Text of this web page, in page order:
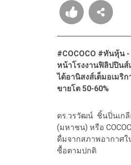
#COCOCO #ทันหุ้น
หน้าโรงงานฟิลิปปินส์
ได้อานิสงส์เต็มอเมริ
ขายโต 50-60%
ดร.วรวัฒน์ ชิ้นปิ่นเกลี
(มหาชน) หรือ
ดื่มจากสภาพอากาศ
ซื้อตามปกติ